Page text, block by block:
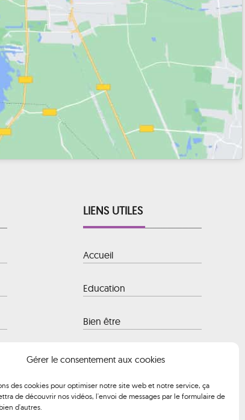
Gérer le consentement aux cookies
des cookies pour optimiser notre site web et notre service, ça
de découvrir nos vidéos, l'envoi de messages par le formulaire de
d'autres.
et
LIENS UTILES
Accueil
Education
Bien être
Hôtellerie
Transport